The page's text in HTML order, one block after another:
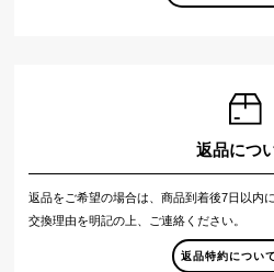
返品につ
返品をご希望の場合は、商品到着後7日以内
交換理由を明記の上、ご連絡ください。
返品特約につい